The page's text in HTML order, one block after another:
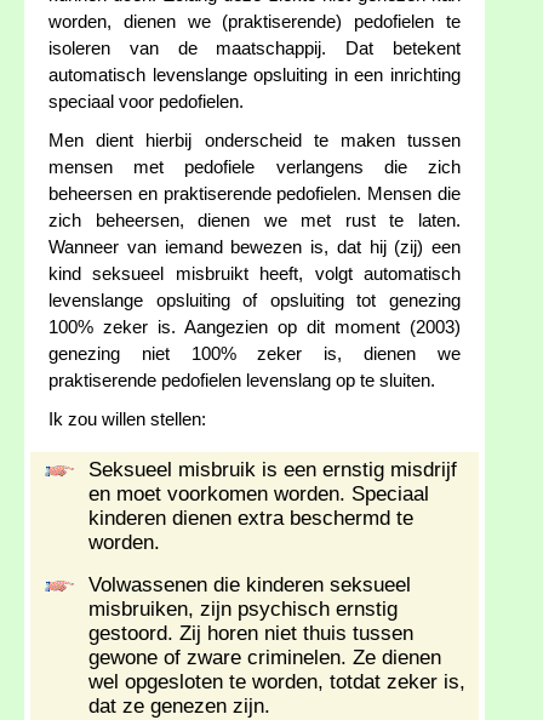
worden, dienen we (praktiserende) pedofielen te
isoleren van de maatschappij. Dat betekent
automatisch levenslange opsluiting in een inrichting
speciaal voor pedofielen.
Men dient hierbij onderscheid te maken tussen
mensen met pedofiele verlangens die zich
beheersen en praktiserende pedofielen. Mensen die
zich beheersen, dienen we met rust te laten.
Wanneer van iemand bewezen is, dat hij (zij) een
kind seksueel misbruikt heeft, volgt automatisch
levenslange opsluiting of opsluiting tot genezing
100% zeker is. Aangezien op dit moment (2003)
genezing niet 100% zeker is, dienen we
praktiserende pedofielen levenslang op te sluiten.
Ik zou willen stellen:
Seksueel misbruik is een ernstig misdrijf
en moet voorkomen worden. Speciaal
kinderen dienen extra beschermd te
worden.
Volwassenen die kinderen seksueel
misbruiken, zijn psychisch ernstig
gestoord. Zij horen niet thuis tussen
gewone of zware criminelen. Ze dienen
wel opgesloten te worden, totdat zeker is,
dat ze genezen zijn.